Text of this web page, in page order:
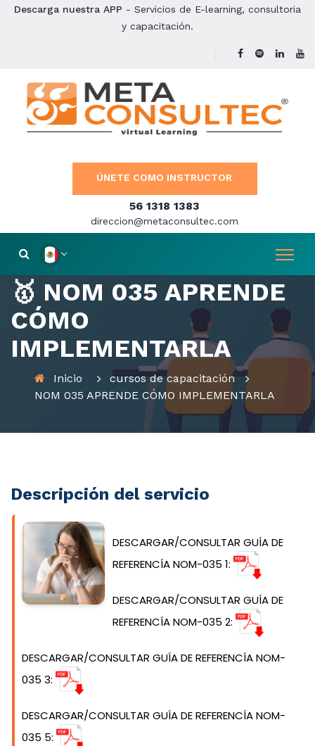
Descarga nuestra APP - Servicios de E-learning, consultoria
y capacitación.
ÚNETE COMO INSTRUCTOR
56 1318 1383
direccion@metaconsultec.com
🥇 NOM 035 APRENDE
CÓMO
IMPLEMENTARLA
Inicio
cursos de capacitación
NOM 035 APRENDE CÓMO IMPLEMENTARLA
Descripción del servicio
DESCARGAR/CONSULTAR GUÍA DE
REFERENCÍA NOM-035 1:
DESCARGAR/CONSULTAR GUÍA DE
REFERENCÍA NOM-035 2:
DESCARGAR/CONSULTAR GUÍA DE REFERENCÍA NOM-
035 3:
DESCARGAR/CONSULTAR GUÍA DE REFERENCÍA NOM-
035 5: